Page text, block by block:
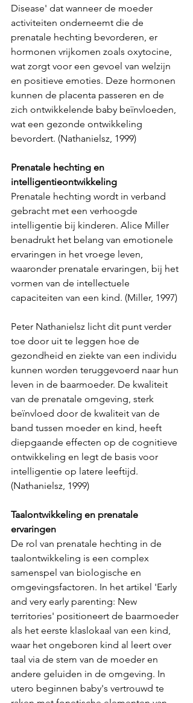
Disease' dat wanneer de moeder
activiteiten onderneemt die de
prenatale hechting bevorderen, er
hormonen vrijkomen zoals oxytocine,
wat zorgt voor een gevoel van welzijn
en positieve emoties. Deze hormonen
kunnen de placenta passeren en de
zich ontwikkelende baby beïnvloeden,
wat een gezonde ontwikkeling
bevordert. (Nathanielsz, 1999)
Prenatale hechting en
intelligentieontwikkeling
Prenatale hechting wordt in verband
gebracht met een verhoogde
intelligentie bij kinderen. Alice Miller
benadrukt het belang van emotionele
ervaringen in het vroege leven,
waaronder prenatale ervaringen, bij het
vormen van de intellectuele
capaciteiten van een kind. (Miller, 1997)
Peter Nathanielsz licht dit punt verder
toe door uit te leggen hoe de
gezondheid en ziekte van een individu
kunnen worden teruggevoerd naar hun
leven in de baarmoeder. De kwaliteit
van de prenatale omgeving, sterk
beïnvloed door de kwaliteit van de
band tussen moeder en kind, heeft
diepgaande effecten op de cognitieve
ontwikkeling en legt de basis voor
intelligentie op latere leeftijd.
(Nathanielsz, 1999)
Taalontwikkeling en prenatale
ervaringen
De rol van prenatale hechting in de
taalontwikkeling is een complex
samenspel van biologische en
omgevingsfactoren. In het artikel 'Early
and very early parenting: New
territories' positioneert de baarmoeder
als het eerste klaslokaal van een kind,
waar het ongeboren kind al leert over
taal via de stem van de moeder en
andere geluiden in de omgeving. In
utero beginnen baby's vertrouwd te